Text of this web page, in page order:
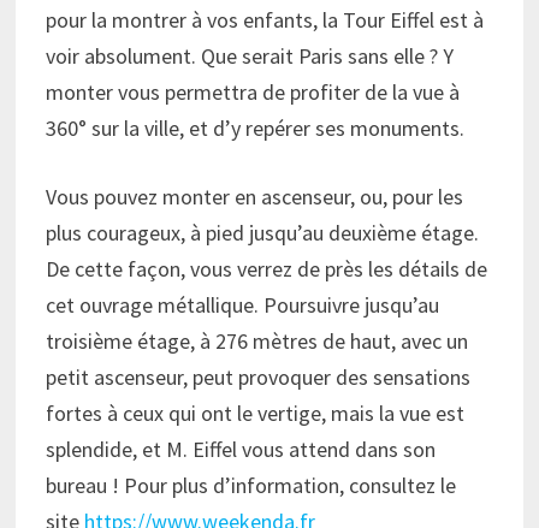
pour la montrer à vos enfants, la Tour Eiffel est à
voir absolument. Que serait Paris sans elle ? Y
monter vous permettra de profiter de la vue à
360° sur la ville, et d’y repérer ses monuments.
Vous pouvez monter en ascenseur, ou, pour les
plus courageux, à pied jusqu’au deuxième étage.
De cette façon, vous verrez de près les détails de
cet ouvrage métallique. Poursuivre jusqu’au
troisième étage, à 276 mètres de haut, avec un
petit ascenseur, peut provoquer des sensations
fortes à ceux qui ont le vertige, mais la vue est
splendide, et M. Eiffel vous attend dans son
bureau ! Pour plus d’information, consultez le
site https://www.weekenda.fr